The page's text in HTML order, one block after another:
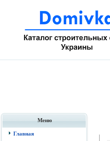
Меню
Главная